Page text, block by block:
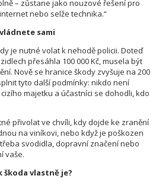
– zůstane jako nouzové řešení pro
nebo selže technika.“
sami
je nutné volat k nehodě policii. Doteď
přesáhla 100 000 Kč, musela být
Nově se hranice škody zvyšuje na 200
tyto další podmínky: nikdo není
majetku a účastníci se dohodli, kdo
přivolat ve chvíli, kdy dojde ke zranění
na viníkovi, nebo když je poškozen
svodidla, dopravní značení nebo
vaše.
škoda vlastně je?